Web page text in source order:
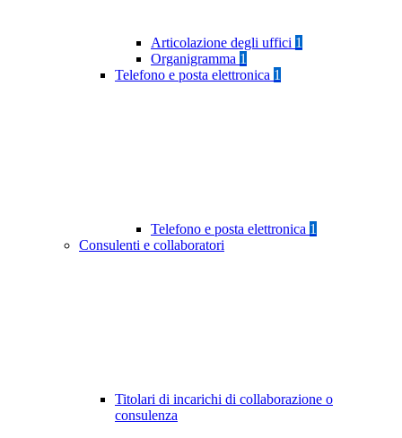
Articolazione degli uffici 1
Organigramma 1
Telefono e posta elettronica 1
Telefono e posta elettronica 1
Consulenti e collaboratori
Titolari di incarichi di collaborazione o
consulenza